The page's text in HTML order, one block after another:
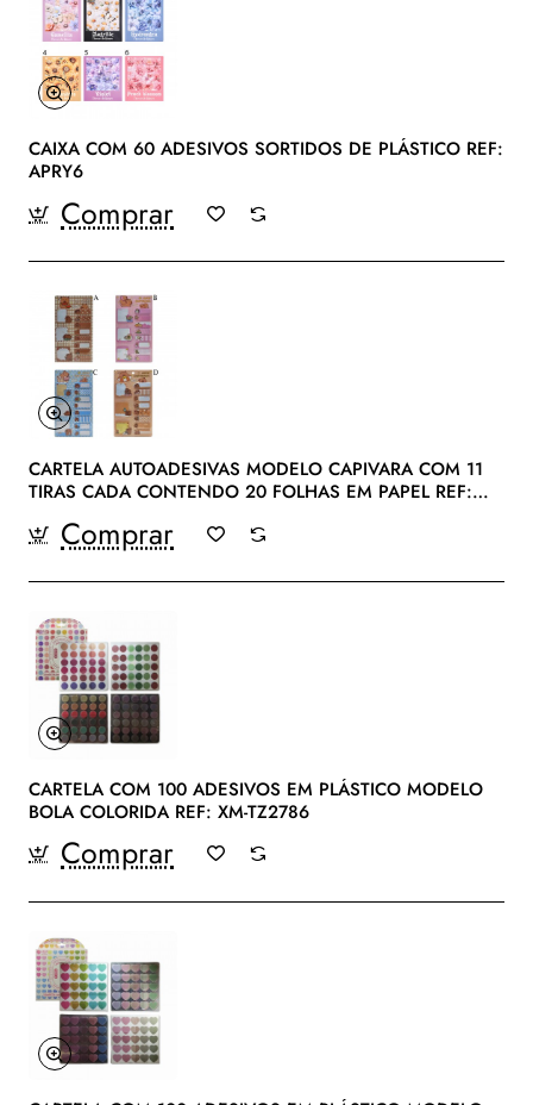
CAIXA COM 60 ADESIVOS SORTIDOS DE PLÁSTICO REF:
APRY6
Comprar
CARTELA AUTOADESIVAS MODELO CAPIVARA COM 11
TIRAS CADA CONTENDO 20 FOLHAS EM PAPEL REF:
Comprar
CARTELA COM 100 ADESIVOS EM PLÁSTICO MODELO
BOLA COLORIDA REF: XM-TZ2786
Comprar